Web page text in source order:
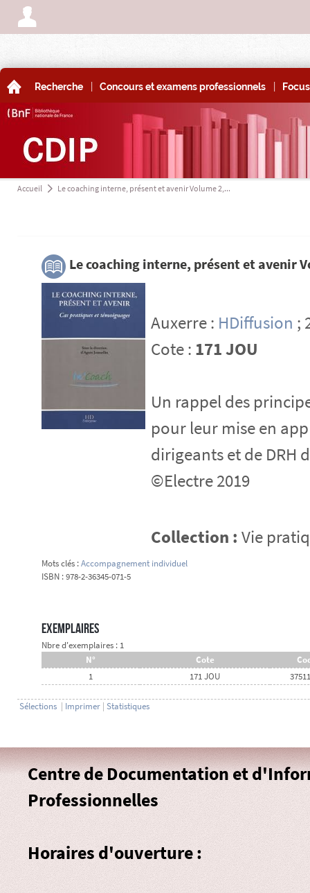
A
A Recherche | Concours et examens professionnels | Focus
Accueil a Le coaching interne, présent et avenir Volume 2,...
3 Le coaching interne, présent et avenir
Auxerre : HDiffusion ;
Cote : 171 JOU
Un rappel des
pour leur mise en
dirigeants et de DRH
©Electre 2019
Collection : Vie
Mots clés :Accompagnement individuel
ISBN : 978-2-36345-071-5
Exemplaires
Nbre d'exemplaires : 1
N°
Cote
1
171 JOU
Sélections | Imprimer | Statistiques
Centre de Documentation et
Professionnelles
Horaires d'ouverture :